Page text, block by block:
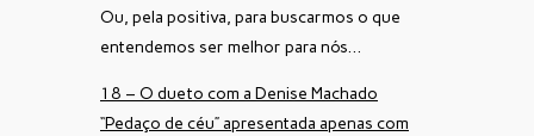
Ou, pela positiva, para buscarmos o que
entendemos ser melhor para nós…
18 – O dueto com a Denise Machado
“Pedaço de céu” apresentada apenas com